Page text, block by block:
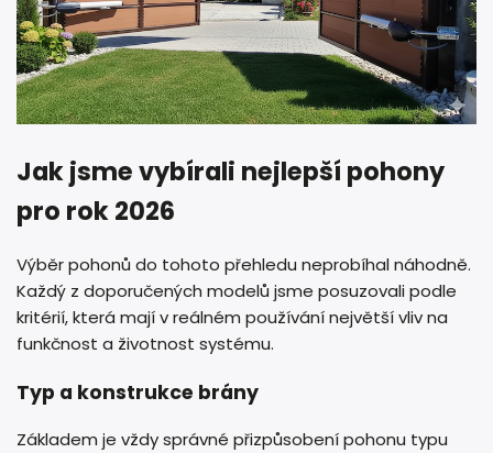
Jak jsme vybírali nejlepší pohony
pro rok 2026
Výběr pohonů do tohoto přehledu neprobíhal náhodně.
Každý z doporučených modelů jsme posuzovali podle
kritérií, která mají v reálném používání největší vliv na
funkčnost a životnost systému.
Typ a konstrukce brány
Základem je vždy správné přizpůsobení pohonu typu